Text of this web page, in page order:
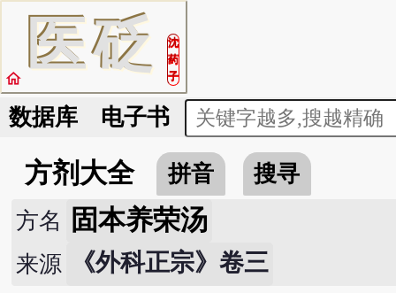
医砭
沈
药
子
home
数据库 电子书
方剂大全 拼音
搜寻
方名
固本养荣汤
来源 《外科正宗》卷三